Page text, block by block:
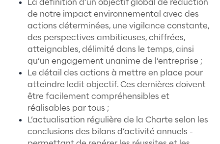
Cela peut ainsi concerner plusieurs axes à
des transports ;
de la réduction des déchets ;
de la consommation d’eau et
de l’utilisation de produits chimiques
matériaux polluants ;
du recyclage ;
👉 En définitive, il s’agit d’une véritable
route nous incitant tous à atteindre ses